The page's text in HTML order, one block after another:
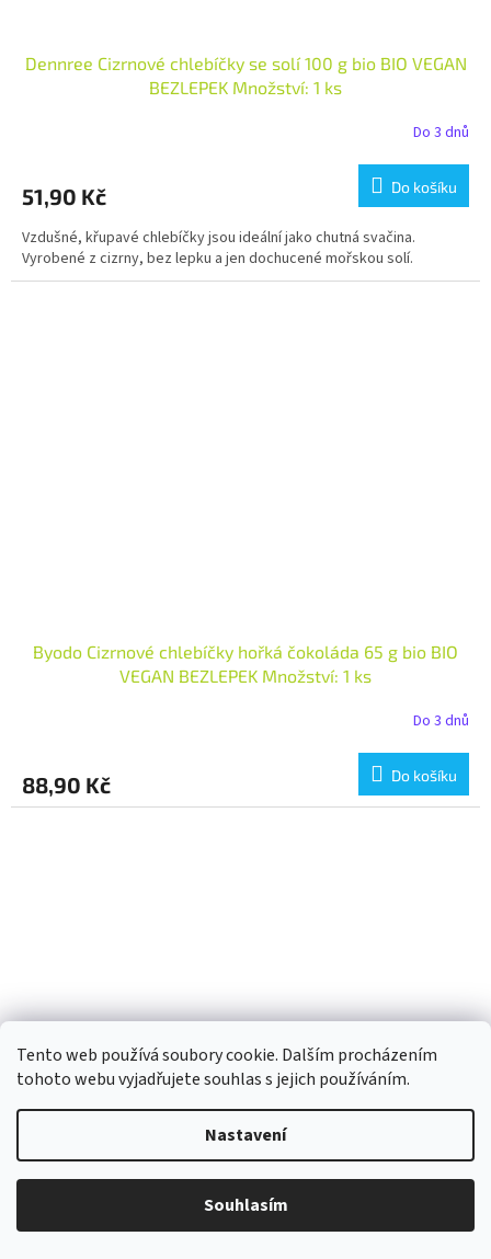
Tento web používá soubory cookie. Dalším procházením
tohoto webu vyjadřujete souhlas s jejich používáním.
Nastavení
Souhlasím
Dennree Cizrnové chlebíčky se solí 100 g bio BIO VEGAN
BEZLEPEK Množství: 1 ks
Do 3 dnů
51,90 Kč Do košíku
Vzdušné, křupavé chlebíčky jsou ideální jako chutná svačina.
Vyrobené z cizrny, bez lepku a jen dochucené mořskou solí.
Byodo Cizrnové chlebíčky hořká čokoláda 65 g bio BIO
VEGAN BEZLEPEK Množství: 1 ks
Do 3 dnů
88,90 Kč Do košíku
Byodo Cizrnové chlebíčky mléčná čokoláda 65 g bio BIO
VEGETARIAN BEZLEPEK Množství: 1 ks